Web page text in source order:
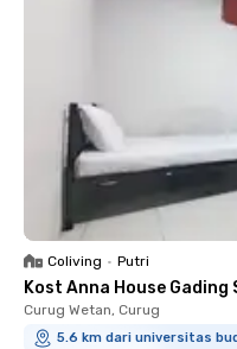
Coliving • Putri
Kost Anna House Gading
Curug Wetan, Curug
5.6 km dari universitas